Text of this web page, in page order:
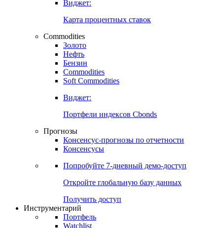
Страницы стран
Росстат
Виджет:
Карта процентных ставок
Commodities
Золото
Бензин
Soft Commodities
Виджет:
Портфели индексов Cbonds
Прогнозы
Консенсусы
Попробуйте7-дневный
Откройте глобальную базу данных